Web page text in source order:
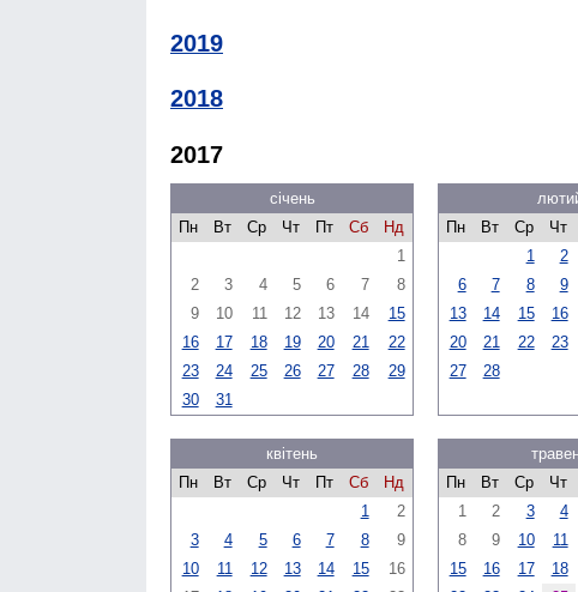
2019
2018
2017
січень
Пн
Вт Ср Чт Пт Сб
Нд
1
2
3 4 5 6 7
8
9
10 11 12 13 14
15
16
17 18 19 20 21
22
23
24 25 26 27 28
29
30
31
Пн
Вт Ср Чт
1
2
6
7 8 9
13
14 15 16
20
21 22 23
27
28
квітень
Пн
Вт Ср Чт Пт Сб
Нд
1
2
3
4 5 6 7 8
9
10
11 12 13 14 15
16
Пн
Вт Ср Чт
1
2 3 4
8
9 10 11
15
16 17 18